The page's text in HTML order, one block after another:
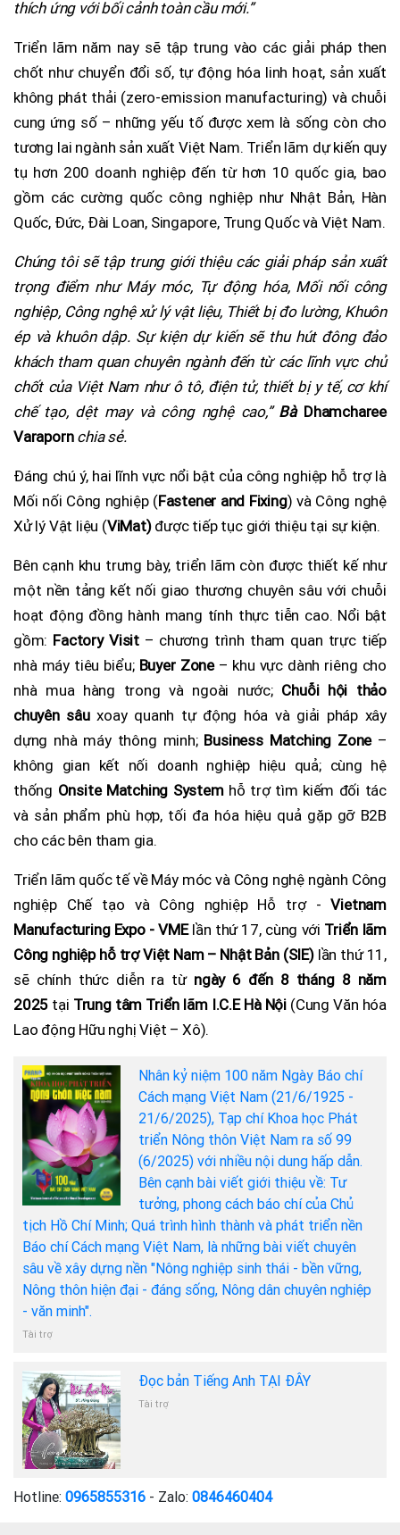
thích ứng với bối cảnh toàn cầu mới.”
Triển lãm năm nay sẽ tập trung vào các giải pháp then
chốt như chuyển đổi số, tự động hóa linh hoạt, sản xuất
không phát thải (zero-emission manufacturing) và chuỗi
cung ứng số – những yếu tố được xem là sống còn cho
tương lai ngành sản xuất Việt Nam. Triển lãm dự kiến quy
tụ hơn 200 doanh nghiệp đến từ hơn 10 quốc gia, bao
gồm các cường quốc công nghiệp như Nhật Bản, Hàn
Quốc, Đức, Đài Loan, Singapore, Trung Quốc và Việt Nam.
Chúng tôi sẽ tập trung giới thiệu các giải pháp sản xuất
trọng điểm như Máy móc, Tự động hóa, Mối nối công
nghiệp, Công nghệ xử lý vật liệu, Thiết bị đo lường, Khuôn
ép và khuôn dập. Sự kiện dự kiến sẽ thu hút đông đảo
khách tham quan chuyên ngành đến từ các lĩnh vực chủ
chốt của Việt Nam như ô tô, điện tử, thiết bị y tế, cơ khí
chế tạo, dệt may và công nghệ cao,” Bà Dhamcharee
Varapornchia sẻ.
Đáng chú ý, hai lĩnh vực nổi bật của công nghiệp hỗ trợ là
Mối nối Công nghiệp (Fastener and Fixing) và Công nghệ
Xử lý Vật liệu (ViMat) được tiếp tục giới thiệu tại sự kiện.
Bên cạnh khu trưng bày, triển lãm còn được thiết kế như
một nền tảng kết nối giao thương chuyên sâu với chuỗi
hoạt động đồng hành mang tính thực tiễn cao. Nổi bật
gồm: Factory Visit– chương trình tham quan trực tiếp
nhà máy tiêu biểu; Buyer Zone– khu vực dành riêng cho
nhà mua hàng trong và ngoài nước; Chuỗi hội thảo
chuyên sâuxoay quanh tự động hóa và giải pháp xây
dựng nhà máy thông minh; Business Matching Zone–
không gian kết nối doanh nghiệp hiệu quả; cùng hệ
thống Onsite Matching Systemhỗ trợ tìm kiếm đối tác
và sản phẩm phù hợp, tối đa hóa hiệu quả gặp gỡ B2B
cho các bên tham gia.
Triển lãm quốc tế về Máy móc và Công nghệ ngành Công
nghiệp Chế tạo và Công nghiệp Hỗ trợ -Vietnam
Manufacturing Expo - VMElần thứ 17, cùng với Triển lãm
Công nghiệp hỗ trợ Việt Nam – Nhật Bản (SIE)lần thứ 11,
sẽ chính thức diễn ra từ ngày 6 đến 8 tháng 8 năm
2025 tại Trung tâm Triển lãm I.C.E Hà Nội(Cung Văn hóa
Lao động Hữu nghị Việt – Xô).
Nhân kỷ niệm 100 năm Ngày Báo chí
Cách mạng Việt Nam (21/6/1925 -
21/6/2025), Tạp chí Khoa học Phát
triển Nông thôn Việt Nam ra số 99
(6/2025) với nhiều nội dung hấp dẫn.
Bên cạnh bài viết giới thiệu về: Tư
tưởng, phong cách báo chí của Chủ
tịch Hồ Chí Minh; Quá trình hình thành và phát triển nền
Báo chí Cách mạng Việt Nam, là những bài viết chuyên
sâu về xây dựng nền "Nông nghiệp sinh thái - bền vững,
Nông thôn hiện đại - đáng sống, Nông dân chuyên nghiệp
- văn minh".
Tài trợ
Đọc bản Tiếng Anh TẠI ĐÂY
Tài trợ
Hotline: 0965855316 - Zalo: 0846460404